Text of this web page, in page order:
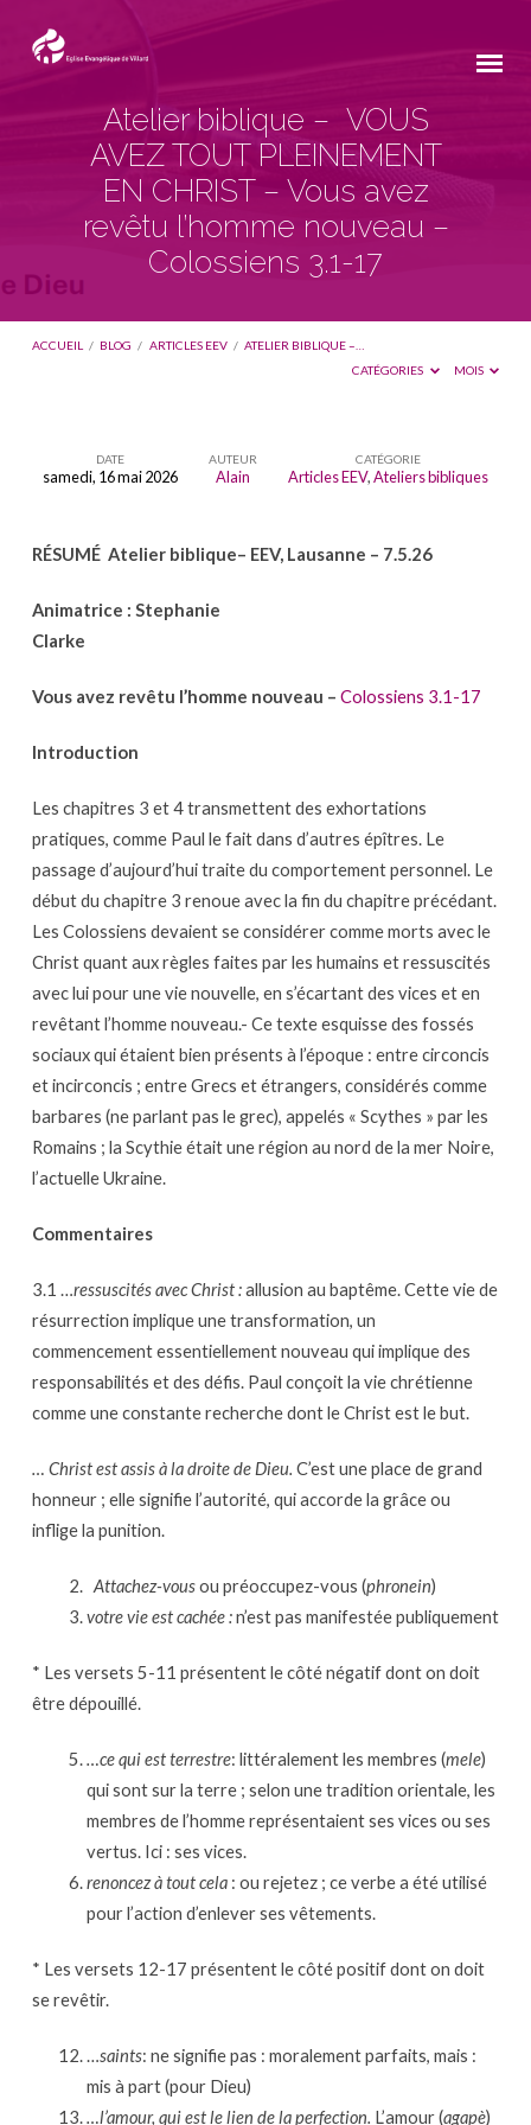
Atelier biblique – VOUS
AVEZ TOUT PLEINEMENT
EN CHRIST – Vous avez
revêtu l’homme nouveau –
Colossiens 3.1-17
ACCUEIL / BLOG / ARTICLES EEV / ATELIER BIBLIQUE –…
CATÉGORIES
MOIS
Atelier
–
AVEZ
TOUT
PLEINEMENT
CHRIST
Vous
avez
revêtu
l’homme
nouveau
–
Colossiens
3.1-
17
DATE
samedi, 16 mai 2026
AUTEUR
Alain
CATÉGORIE
Articles EEV,Ateliers bibliques
RÉSUMÉ Atelier biblique– EEV, Lausanne – 7.5.26
Animatrice : Stephanie
Clarke
Vous avez revêtu l’homme nouveau – Colossiens 3.1-17
Introduction
Les chapitres 3 et 4 transmettent des exhortations
pratiques, comme Paul le fait dans d’autres épîtres. Le
passage d’aujourd’hui traite du comportement personnel. Le
début du chapitre 3 renoue avec la fin du chapitre précédant.
Les Colossiens devaient se considérer comme morts avec le
Christ quant aux règles faites par les humains et ressuscités
avec lui pour une vie nouvelle, en s’écartant des vices et en
revêtant l’homme nouveau.- Ce texte esquisse des fossés
sociaux qui étaient bien présents à l’époque : entre circoncis
et incirconcis ; entre Grecs et étrangers, considérés comme
barbares (ne parlant pas le grec), appelés « Scythes » par les
Romains ; la Scythie était une région au nord de la mer Noire,
l’actuelle Ukraine.
Commentaires
3.1 … ressuscités avec Christ :allusion au baptême. Cette vie de
résurrection implique une transformation, un
commencement essentiellement nouveau qui implique des
responsabilités et des défis. Paul conçoit la vie chrétienne
comme une constante recherche dont le Christ est le but.
… Christ est assis à la droite de Dieu. C’est une place de grand
honneur ; elle signifie l’autorité, qui accorde la grâce ou
inflige la punition.
Attachez-vousou préoccupez-vous (phronein)
votre vie est cachée :n’est pas manifestée publiquement
* Les versets 5-11 présentent le côté négatif dont on doit
être dépouillé.
…ce qui est terrestre: littéralement les membres (mele)
qui sont sur la terre ; selon une tradition orientale, les
membres de l’homme représentaient ses vices ou ses
vertus. Ici : ses vices.
renoncez à tout cela : ou rejetez ; ce verbe a été utilisé
pour l’action d’enlever ses vêtements.
* Les versets 12-17 présentent le côté positif dont on doit
se revêtir.
saints: ne signifie pas : moralement parfaits, mais :
mis à part (pour Dieu)
…l’amour, qui est le lien de la perfection. L’amour (agapè)